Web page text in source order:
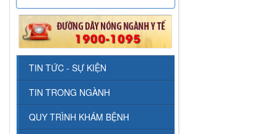
TIN TỨC - SỰ KIỆN
TIN TRONG NGÀNH
QUY TRÌNH KHÁM BỆNH